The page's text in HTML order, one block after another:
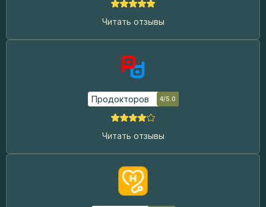
Читать отзывы
Продокторов 4/5.0
Читать отзывы